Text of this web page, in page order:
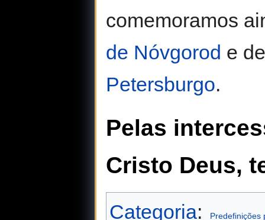
comemoramos
de Nóvgorod e
Petersburgo.
Pelas
Cristo Deus,
Categoria: Predefinições